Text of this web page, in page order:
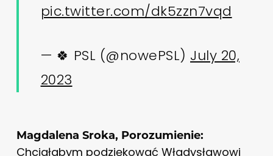
pic.twitter.com/dk5zzn7vqd
— 🍀 PSL (@nowePSL) July 20,
2023
Magdalena Sroka, Porozumienie:
Chciałabym podziękować Władysławowi